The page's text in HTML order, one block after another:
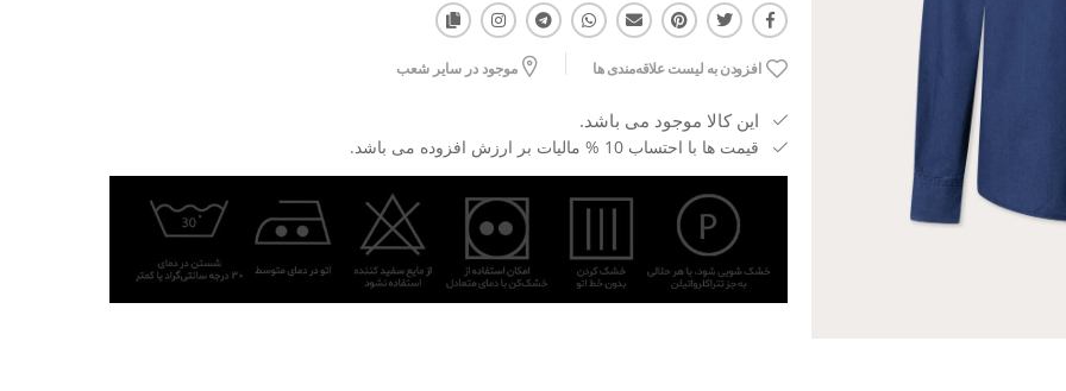
افزودن به لیست علاقه‌مندی ها موجود در سایر شعب
این کالا موجود می باشد.
قیمت ها با احتساب 10 % مالیات بر ارزش افزوده می باشد.